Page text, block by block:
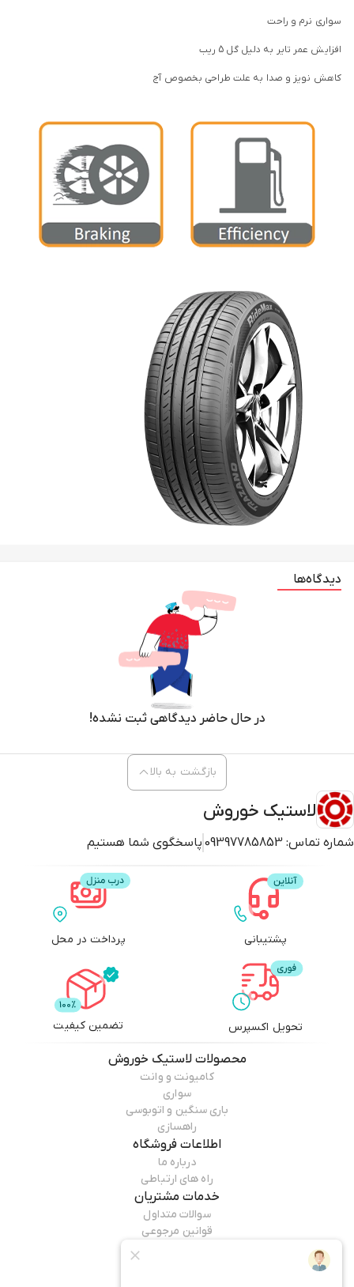
سواری نرم و راحت
افزایش عمر تایر به دلیل گل 5 ریب
کاهش نویز و صدا به علت طراحی بخصوص آج
دیدگاه‌ها
در حال حاضر دیدگاهی ثبت نشده!
لاستیک خوروش
شماره تماس: 09397785853 پاسخگوی شما هستیم
بازگشت به بالا
پشتیبانی پرداخت در محل
تحویل اکسپرس تضمین کیفیت
محصولاتلاستیک خوروش
کامیونت و وانت
سواری
باری سنگین و اتوبوسی
راهسازی
اطلاعات فروشگاه
درباره ما
راه های ارتباطی
خدمات مشتریان
سوالات متداول
قوانین مرجوعی